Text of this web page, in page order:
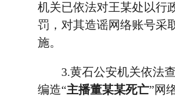
机关已依法对王某处以行
罚，对其造谣网络账号采
施。
3.黄石公安机关依法查
编造“主播董某某死亡”网